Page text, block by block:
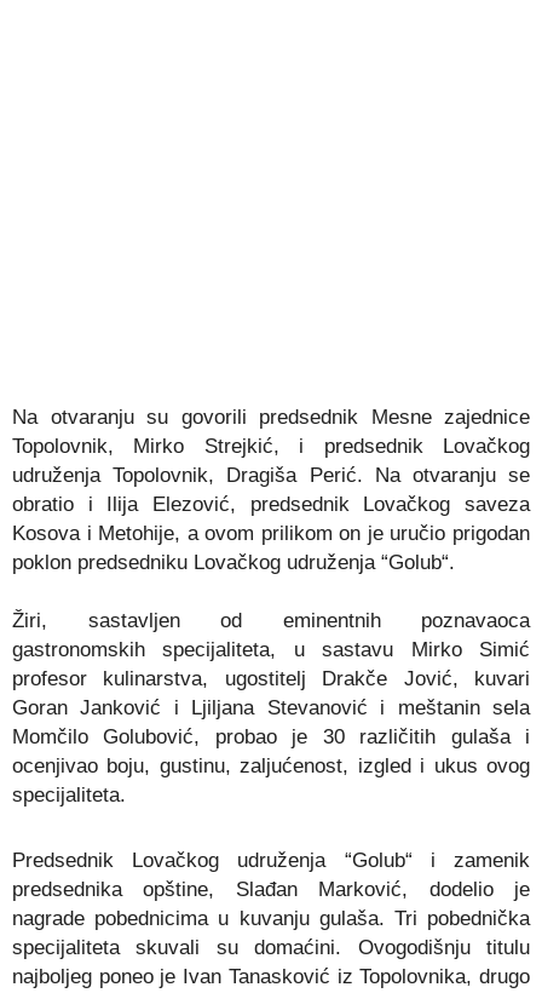
Na otvaranju su govorili predsednik Mesne zajednice
Topolovnik, Mirko Strejkić, i predsednik Lovačkog
udruženja Topolovnik, Dragiša Perić. Na otvaranju se
obratio i Ilija Elezović, predsednik Lovačkog saveza
Kosova i Metohije, a ovom prilikom on je uručio prigodan
poklon predsedniku Lovačkog udruženja “Golub“.
Žiri, sastavljen od eminentnih poznavaoca
gastronomskih specijaliteta, u sastavu Mirko Simić
profesor kulinarstva, ugostitelj Drakče Jović, kuvari
Goran Janković i Ljiljana Stevanović i meštanin sela
Momčilo Golubović, probao je 30 različitih gulaša i
ocenjivao boju, gustinu, zaljućenost, izgled i ukus ovog
specijaliteta.
Predsednik Lovačkog udruženja “Golub“ i zamenik
predsednika opštine, Slađan Marković, dodelio je
nagrade pobednicima u kuvanju gulaša. Tri pobednička
specijaliteta skuvali su domaćini. Ovogodišnju titulu
najboljeg poneo je Ivan Tanasković iz Topolovnika, drugo